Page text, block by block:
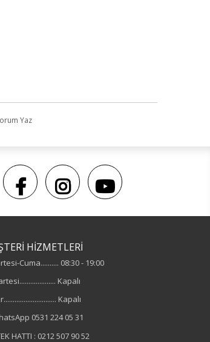
Yaz
HİZMETLERİ
Cuma.......... 08:30 - 19:00
Kapalı
Kapalı
0531 224 05 31
HATTI : 0212 507 90 52